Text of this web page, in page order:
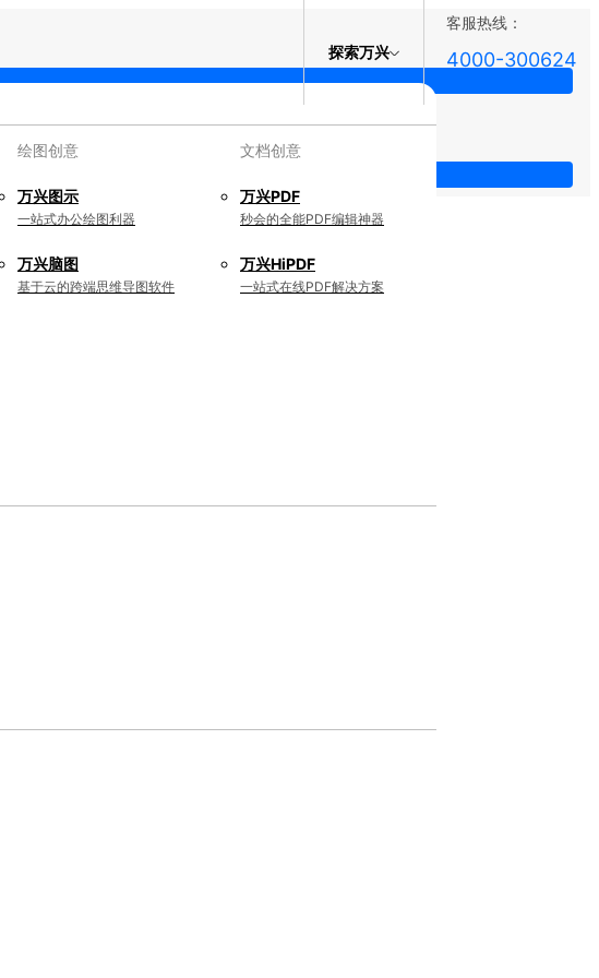
探索万兴
客服热线：
4000-300624
绘图创意
万兴图示
一站式办公绘图利器
万兴脑图
基于云的跨端思维导图软件
文档创意
万兴PDF
秒会的全能PDF编辑神器
万兴HiPDF
一站式在线PDF解决方案